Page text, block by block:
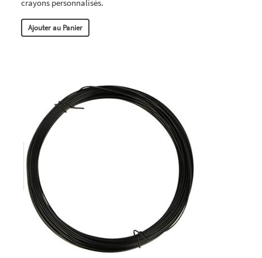
crayons personnalisés.
Ajouter au Panier